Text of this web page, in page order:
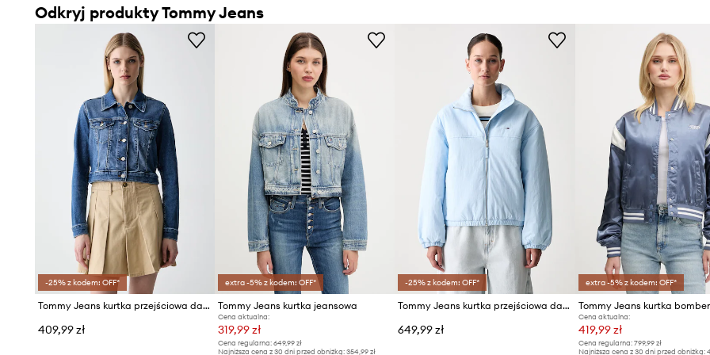
Odkryj produkty Tommy Jeans
-25% z kodem: OFF*
Tommy Jeans kurtka przejściowa damska jeansowa
409,99 zł
extra -5% z kodem: OFF*
Tommy Jeans kurtka jeansowa
Cena aktualna:
319,99 zł
Cena regularna:649,99 zł
Najniższa cena z 30 dni przed obniżką:354,99 zł
-25% z kodem: OFF*
Tommy Jeans kurtka przejściowa damska
649,99 zł
extra -5% z kodem: OFF*
Tommy Jeans kurtka bomber
Cena aktualna:
419,99 zł
Cena regularna: 799,99 zł
Najniższa cena z 30 dni przed obniżką: